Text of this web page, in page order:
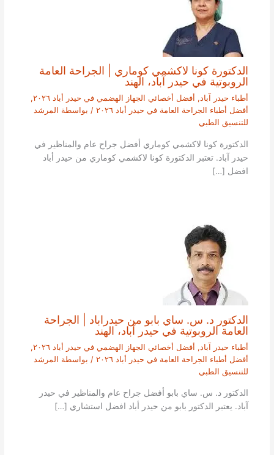
الدكتورة كونا لاكشمي كوماري | الجراحة العامة
الروبوتية في حيدر آباد، الهند
أطباء حيدر آباد, أفضل أخصائي الجهاز الهضمي في حيدر أباد ٢٠٢٦
,
أفضل أطباء الجراحة العامة في حيدر أباد ٢٠٢٦
/ بواسطة المرشد
للتنسيق الطبي
الدكتورة كونا لاكشمي كوماري أفضل جراح عام والمناظير في
حيدر آباد. تعتبر الدكتورة كونا لاكشمي كوماري من حيدر أباد
افضل […]
الدكتور د. س. ساي بابو من حيدراباد | الجراحة
العامة الروبوتية في حيدر آباد، الهند
أطباء حيدر آباد , أفضل أخصائي الجهاز الهضمي في حيدر أباد ٢٠٢٦
,
أفضل أطباء الجراحة العامة في حيدر أباد ٢٠٢٦
/ بواسطة المرشد
للتنسيق الطبي
الدكتور د. س. ساي بابو أفضل جراح عام والمناظير في حيدر
آباد. يعتبر الدكتور بابو من حيدر أباد افضل استشاري […]